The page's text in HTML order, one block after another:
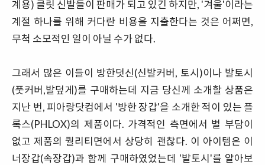
계용) 클릿 신발들이 판매가 되고 있긴 하지만, '겨울'이라는
계절 하나를 위해 커다란 비용을 지출한다는 것은 어쩌면,
무척 소모적인 일이 아닐 수가 없다.
그래서 많은 이들이 방한덧신(신발커버, 토시)이나 발토시
(풋커버,발덮게)를 구매하는데 지금 당신께 소개할 상품은
지난 번, 피아랑닷컴에서 '방한 장갑'을 소개한 적이 있는 플
록스(PHLOX)의 제품이다. 가격적인 측면에서 별 부담이
없고 제품의 퀄리티면에서 상당히 괜찮다. 이 아이템은 이
너장갑(속장갑)과 함께 구매하였었는데 '발토시'를 알아보